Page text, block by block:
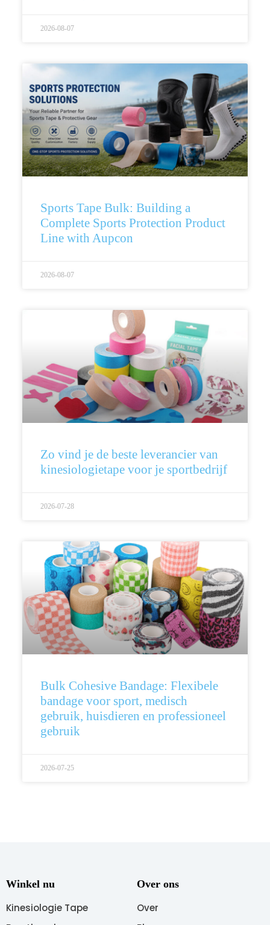
2026-08-07
Sports Tape Bulk: Building a
Complete Sports Protection Product
Line with Aupcon
2026-08-07
Zo vind je de beste leverancier van
kinesiologietape voor je sportbedrijf
2026-07-28
Bulk Cohesive Bandage: Flexibele
bandage voor sport, medisch
gebruik, huisdieren en professioneel
gebruik
2026-07-25
Winkel nu
Kinesiologie Tape
Over ons
Over